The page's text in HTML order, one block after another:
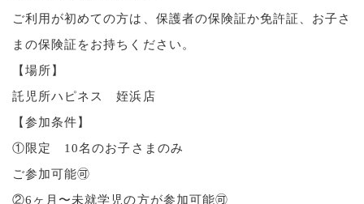
ご利用が初めての方は、保護者の保険証か免許証、お子さ
まの保険証をお持ちください。
【場所】
託児所ハピネス 姪浜店
【参加条件】
①限定 10名のお子さまのみ
ご参加可能🉑
②6ヶ月〜未就学児の方が参加可能🉑